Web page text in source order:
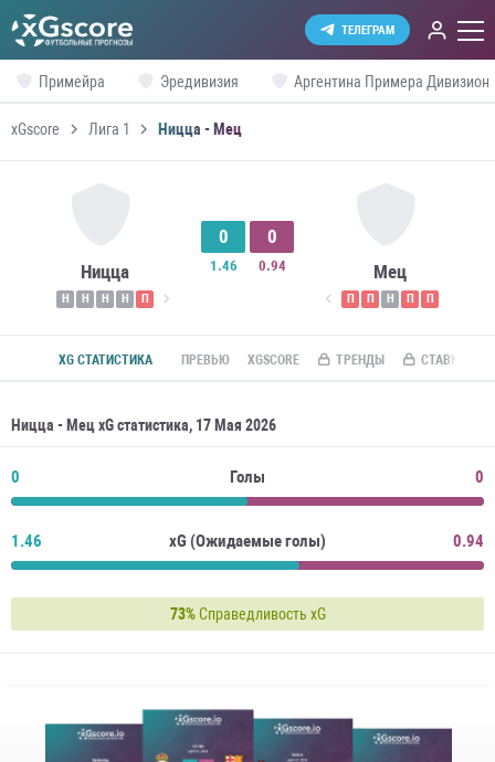
ТЕЛЕГРАМ
Примейра Эредивизия Аргентина Примера Дивизион
xGscore Лига 1 Ницца - Мец
Ницца
Н Н Н Н П
0
1.46
0
0.94 Мец
П П Н П П
XG СТАТИСТИКА ПРЕВЬЮ XGSCORE ТРЕНДЫ СТАВКИ ПО
Ницца - Мец xG статистика, 17 Мая 2026
0 Голы 0
1.46 xG (Ожидаемые голы) 0.94
73%Справедливость xG